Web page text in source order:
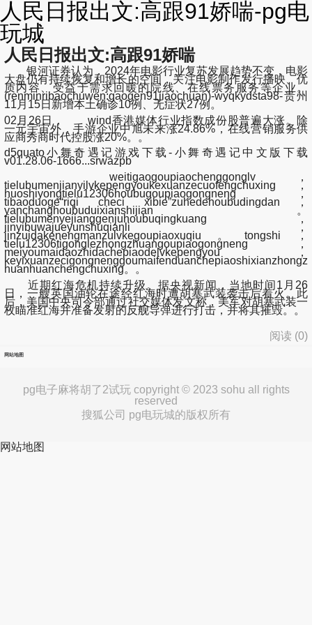
人民日报出文:高跟91娇喘-pg电
玩城
人民日报出文:高跟91娇喘
银河证券认为，2024年电影行业复苏发展趋势不变，电影
大盘仍有持续恢复和增长的空间，关注电影制作发行播映、优
质内容、受益于需求回暖的院线、在线票务服务等企业。
(renminribaochuwen:gaogen91jiaochuan)-wyqkydsta98-贵州
11月15日新增本土确诊10例、无症状27例。
02月26日， wind香港媒体行业指数成份股普遍大涨。除
一元宇宙外，手游企业中旭未来涨24.86%，在线营销服务供
应商秀商时代控股涨20%。。
d5quato小舞奇遇记游戏下载-小舞奇遇记中文版下载
v01.28.06-1666...srwazpb
weitigaogoupiaochenggonglv，
tielubumenjianyilvkepengyoukexuanzecuofengchuxing，
huoshiyongtielu12306houbugoupiaogongneng，
tibaoduoge“riqi checi xibie”zuhedehoubudingdan，
yanchanghoubuduixianshijian。
tielubumenyejianggenjuhoubuqingkuang，
jinyibuwajueyunshuqianli，
jinzuidakenengmanzulvkegoupiaoxuqiu。tongshi，
tielu12306tigonglezhongzhuangoupiaogongneng，
meiyoumaidaozhidachepiaodelvkepengyou，
keyixuanzecigongnenggoumaifenduanchepiaoshixianzhongz
huanhuanchengchuxing。。
近期红海危机持续升级。据央视新闻，当地时间1月26
日，一艘英国油轮在途经红海时遭胡塞武装袭击后着火。此
后，美国中央司令部通过社交媒体发文称，美军对胡塞武装一
枚瞄准红海并准备发射的反舰导弹进行打击，并将其摧毁。。
阅读 (0)
网站地图
pg电子麻将胡了2试玩 copyright © 2023 sohu all rights
reserved
搜狐公司 pg电玩城的版权所有
网站地图